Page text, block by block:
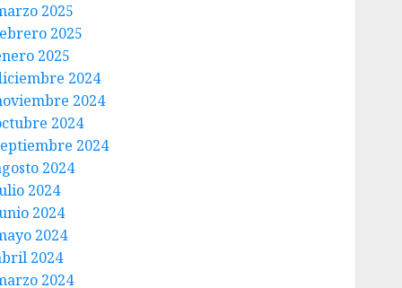
2025
2025
2025
2024
2024
2024
2024
2024
2024
2024
2024
2024
2024